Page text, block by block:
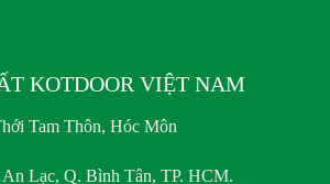
KOTDOOR VIỆT NAM
Tam Thôn, Hóc Môn
Lạc, Q. Bình Tân, TP. HCM.